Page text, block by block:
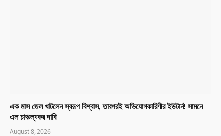
এক মাস জেল খাটলেন স্বরূপ বিশ্বাস, তারপরই অভিযোগকারিণীর ইউটার্ন! সামনে
এল চাঞ্চল্যকর দাবি
August 8, 2026